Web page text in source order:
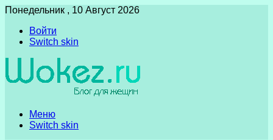
Понедельник , 10 Август 2026
Войти
Switch skin
Меню
Switch skin